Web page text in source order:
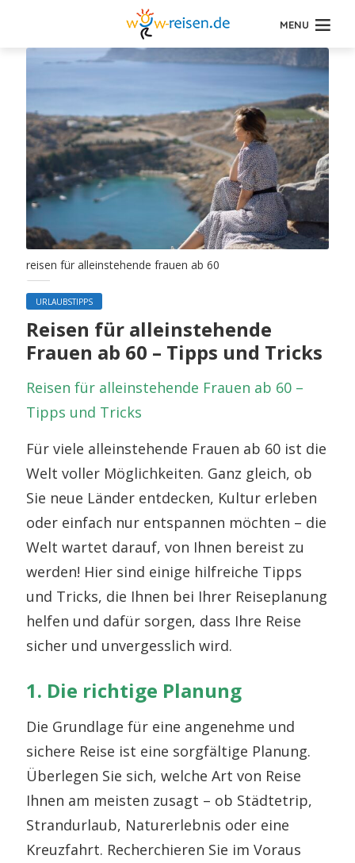
MENU
reisen für alleinstehende frauen ab 60
URLAUBSTIPPS
Reisen für alleinstehende
Frauen ab 60 – Tipps und Tricks
Reisen für alleinstehende Frauen ab 60 –
Tipps und Tricks
Für viele alleinstehende Frauen ab 60 ist die
Welt voller Möglichkeiten. Ganz gleich, ob
Sie neue Länder entdecken, Kultur erleben
oder einfach nur entspannen möchten – die
Welt wartet darauf, von Ihnen bereist zu
werden! Hier sind einige hilfreiche Tipps
und Tricks, die Ihnen bei Ihrer Reiseplanung
helfen und dafür sorgen, dass Ihre Reise
sicher und unvergesslich wird.
1. Die richtige Planung
Die Grundlage für eine angenehme und
sichere Reise ist eine sorgfältige Planung.
Überlegen Sie sich, welche Art von Reise
Ihnen am meisten zusagt – ob Städtetrip,
Strandurlaub, Naturerlebnis oder eine
Kreuzfahrt. Recherchieren Sie im Voraus